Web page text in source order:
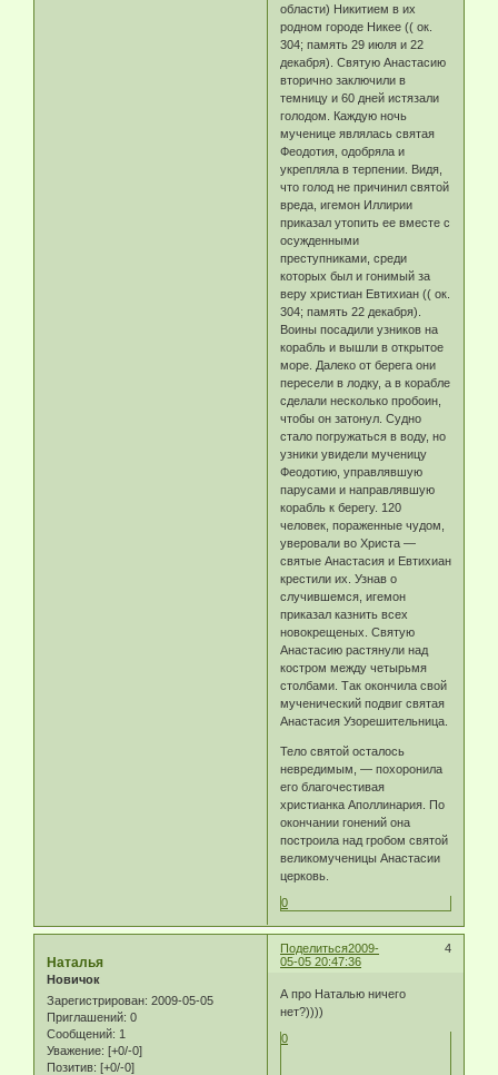
области) Никитием в их
родном городе Никее (( ок.
304; память 29 июля и 22
декабря). Святую Анастасию
вторично заключили в
темницу и 60 дней истязали
голодом. Каждую ночь
мученице являлась святая
Феодотия, одобряла и
укрепляла в терпении. Видя,
что голод не причинил святой
вреда, игемон Иллирии
приказал утопить ее вместе с
осужденными
преступниками, среди
которых был и гонимый за
веру христиан Евтихиан (( ок.
304; память 22 декабря).
Воины посадили узников на
корабль и вышли в открытое
море. Далеко от берега они
пересели в лодку, а в корабле
сделали несколько пробоин,
чтобы он затонул. Судно
стало погружаться в воду, но
узники увидели мученицу
Феодотию, управлявшую
парусами и направлявшую
корабль к берегу. 120
человек, пораженные чудом,
уверовали во Христа —
святые Анастасия и Евтихиан
крестили их. Узнав о
случившемся, игемон
приказал казнить всех
новокрещеных. Святую
Анастасию растянули над
костром между четырьмя
столбами. Так окончила свой
мученический подвиг святая
Анастасия Узорешительница.
Тело святой осталось
невредимым, — похоронила
его благочестивая
христианка Аполлинария. По
окончании гонений она
построила над гробом святой
великомученицы Анастасии
церковь.
0
Поделиться 4
2009-
05-05 20:47:36
Наталья
Новичок
Зарегистрирован: 2009-05-05
Приглашений: 0
Сообщений: 1
Уважение: [+0/-0]
Позитив: [+0/-0]
А про Наталью ничего
нет?))))
0